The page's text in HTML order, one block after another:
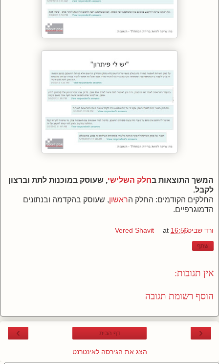
המשך התוצאות בחלק השלישי, שעוסק במוכנוּת לתת וברצון
לקבל.
החלקים הקודמים: החלק הראשון, שעוסק בהקדמה ובנתונים
הדמוגרפיים.
ורד שביט | Vered Shavit at 16:56
שתף
אין תגובות:
הוסף רשומת תגובה
‹
› דף הבית
הצג את הגירסה לאינטרנט